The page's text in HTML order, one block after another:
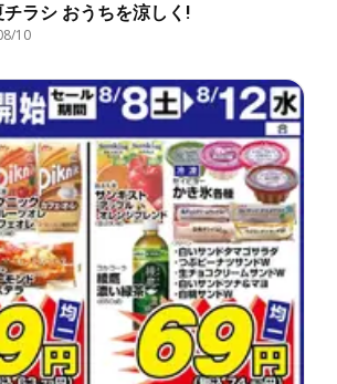
ラシ おうちを涼しく!
10